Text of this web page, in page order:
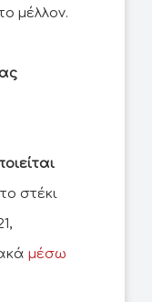
μέλλον.
στέκι
μέσω